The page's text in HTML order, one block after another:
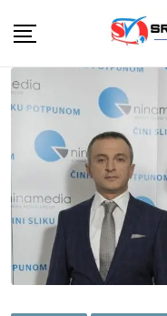
content